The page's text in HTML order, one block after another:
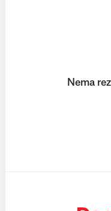
Nema